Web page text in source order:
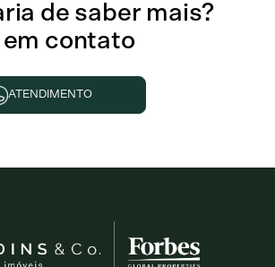
de saber mais?
em contato
ATENDIMENTO